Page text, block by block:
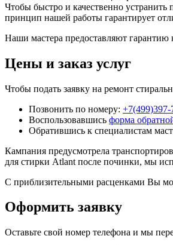
Чтобы быстро и качественно
принцип нашей работы гарантирует
Наши мастера предоставляют
Цены и заказ услуг
Чтобы подать заявку на ремонт
Позвонить по номеру: +7(499)397-
Воспользовавшись форма
Обратившись к специалистам
Кампания предусмотрела
для стирки Atlant после починки, мы
С приблизительными расценками Вы
Оформить заявку
Оставьте свой номер телефона и мы